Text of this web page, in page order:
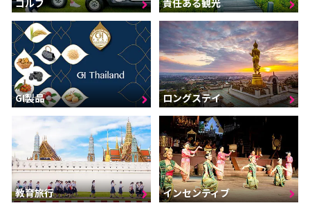
ゴルフ 責任ある観光
GI製品 ロングステイ
教育旅行 インセンティブ